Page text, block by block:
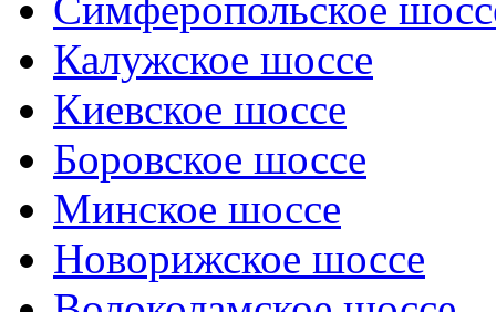
Симферопольское
Калужское шоссе
Киевское шоссе
Боровское шоссе
Минское шоссе
Новорижское шоссе